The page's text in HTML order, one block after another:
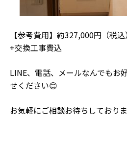
【参考費用】約327,000円（税
+交換工事費込
LINE、電話、メールなんでもお
せください😊
お気軽にご相談お待ちしており